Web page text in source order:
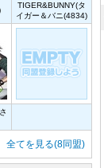
TIGER&BUNNY(タ
イガー＆バニ(4834)
全てを見る(8同盟)